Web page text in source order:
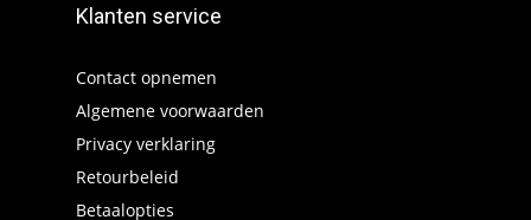
Klanten service
Contact opnemen
Algemene voorwaarden
Privacy verklaring
Retourbeleid
Betaalopties